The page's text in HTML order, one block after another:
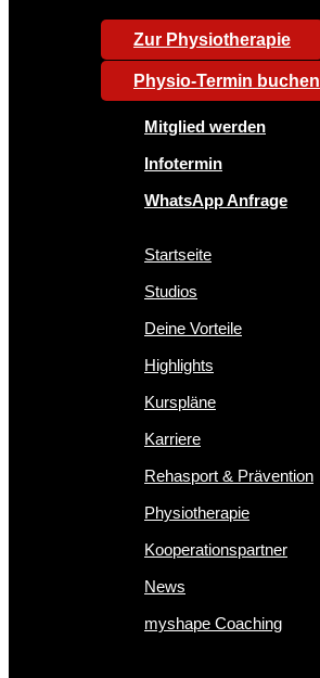
Zur Physiotherapie
Physio-Termin buchen
Mitglied werden
Infotermin
WhatsApp Anfrage
Startseite
Studios
Deine Vorteile
Highlights
Kurspläne
Karriere
Rehasport & Prävention
Physiotherapie
Kooperationspartner
News
myshape Coaching